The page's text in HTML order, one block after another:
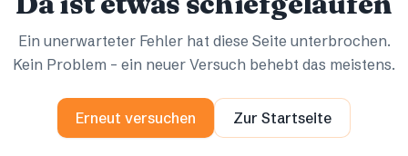
Ein unerwarteter Fehler hat diese Seite unterbrochen.
Kein Problem – ein neuer Versuch behebt das meistens.
Erneut versuchen Zur Startseite